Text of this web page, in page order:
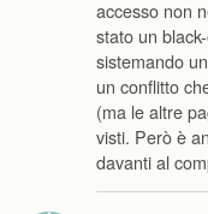
accesso non
stato un
sistemando
un conflitto
(ma le altre
visti. Però è
davanti al